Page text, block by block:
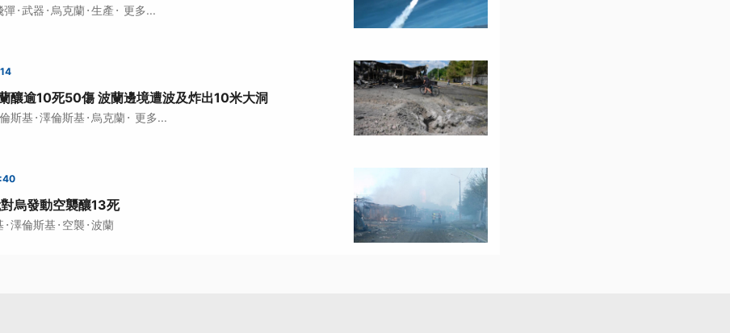
彈·武器 · 烏克蘭·生產 · 更多...
釀逾10死50傷 波蘭邊境遭波及炸出10米大洞
斯基 ·澤倫斯基 · 烏克蘭· 更多...
烏發動空襲釀13死
·澤倫斯基 · 空襲 ·波蘭